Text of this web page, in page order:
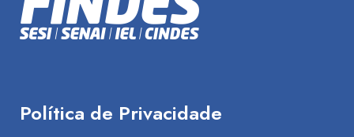
Política de Privacidade